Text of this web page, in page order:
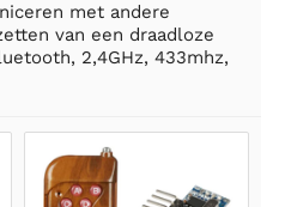
met andere
van een draadloze
2,4GHz, 433mhz,